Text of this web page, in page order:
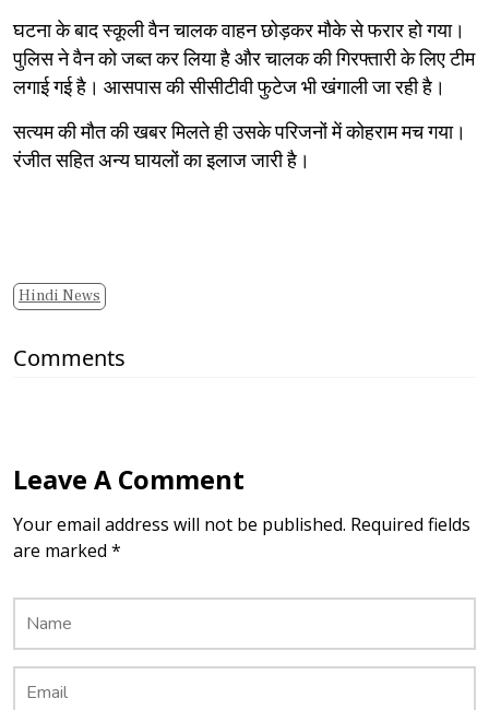
घटना के बाद स्कूली वैन चालक वाहन छोड़कर मौके से फरार हो गया।
पुलिस ने वैन को जब्त कर लिया है और चालक की गिरफ्तारी के लिए टीम
लगाई गई है। आसपास की सीसीटीवी फुटेज भी खंगाली जा रही है।
सत्यम की मौत की खबर मिलते ही उसके परिजनों में कोहराम मच गया।
रंजीत सहित अन्य घायलों का इलाज जारी है।
Hindi News
Comments
Leave A Comment
Your email address will not be published. Required fields
are marked *